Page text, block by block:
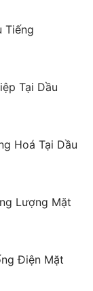
Tiếng
Tại Dầu
Hoá Tại Dầu
Lượng Mặt
Điện Mặt